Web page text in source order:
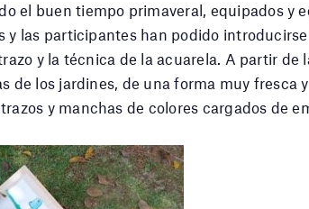
el buen tiempo primaveral, equipados y
y las participantes han podido
y la técnica de la acuarela. A partir de
de los jardines, de una forma muy fresca
y manchas de colores cargados de